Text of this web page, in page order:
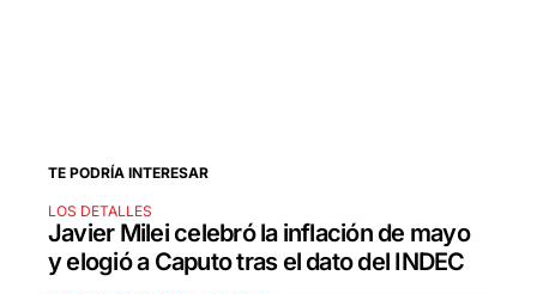
TE PODRÍA INTERESAR
LOS DETALLES
Javier Milei celebró la inflación de mayo
y elogió a Caputo tras el dato del INDEC